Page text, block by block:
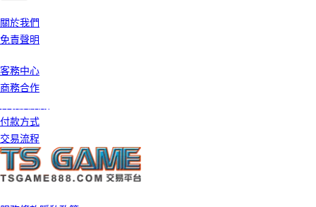
關於我們
免責聲明
客務中心
商務合作
付款方式
交易流程